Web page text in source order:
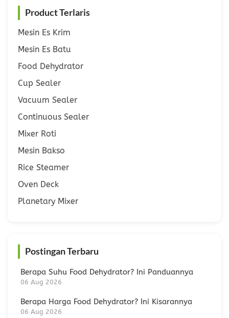
Product Terlaris
Mesin Es Krim
Mesin Es Batu
Food Dehydrator
Cup Sealer
Vacuum Sealer
Continuous Sealer
Mixer Roti
Mesin Bakso
Rice Steamer
Oven Deck
Planetary Mixer
Postingan Terbaru
Berapa Suhu Food Dehydrator? Ini Panduannya
06 Aug 2026
Berapa Harga Food Dehydrator? Ini Kisarannya
06 Aug 2026